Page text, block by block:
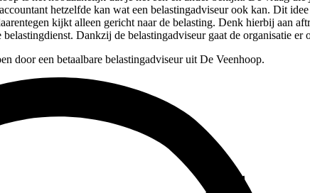
hetzelfde kan wat een belastingadviseur ook kan. Dit
kijkt alleen gericht naar de belasting. Denk hierbij aan
Dankzij de belastingadviseur gaat de organisatie er
door een betaalbare belastingadviseur uit De Veenhoop.